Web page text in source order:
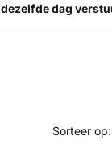
dezelfde dag
Sorteer op: